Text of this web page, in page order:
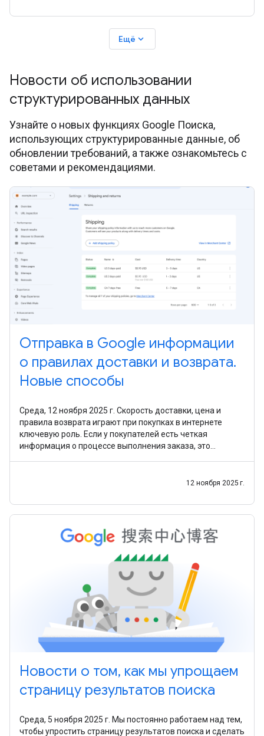
Ещё expand_more
Новости об использовании
структурированных данных
Узнайте о новых функциях Google Поиска,
использующих структурированные данные, об
обновлении требований, а также ознакомьтесь с
советами и рекомендациями.
Отправка в Google информации
о правилах доставки и возврата.
Новые способы
Среда, 12 ноября 2025 г. Скорость доставки, цена и
правила возврата играют при покупках в интернете
ключевую роль. Если у покупателей есть четкая
информация о процессе выполнения заказа, это
12 ноября 2025 г.
Новости о том, как мы упрощаем
страницу результатов поиска
Среда, 5 ноября 2025 г. Мы постоянно работаем над тем,
чтобы упростить страницу результатов поиска и сделать